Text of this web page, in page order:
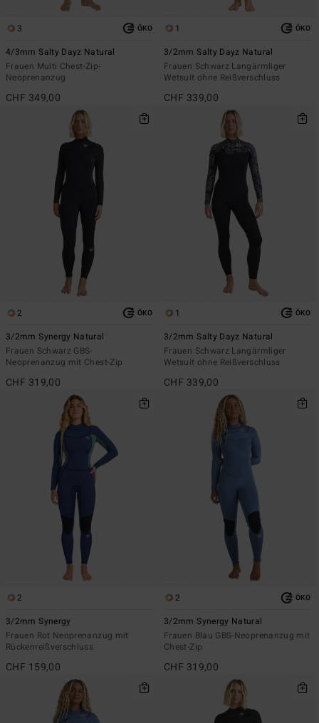
3 ÖKO
4/3mm Salty Dayz Natural
Frauen Multi Chest-Zip-
Neoprenanzug
CHF 349,00
1 ÖKO
3/2mm Salty Dayz Natural
Frauen Schwarz Langärmliger
Wetsuit ohne Reißverschluss
CHF 339,00
2 ÖKO
3/2mm Synergy Natural
Frauen Schwarz GBS-
Neoprenanzug mit Chest-Zip
CHF 319,00
1 ÖKO
3/2mm Salty Dayz Natural
Frauen Schwarz Langärmliger
Wetsuit ohne Reißverschluss
CHF 339,00
2
3/2mm Synergy
Frauen Rot Neoprenanzug mit
Rückenreißverschluss
CHF 159,00
2 ÖKO
3/2mm Synergy Natural
Frauen Blau GBS-Neoprenanzug mit
Chest-Zip
CHF 319,00